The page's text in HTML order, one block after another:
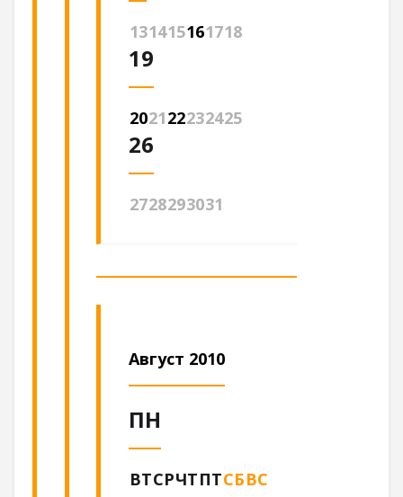
131415161718
19
202122232425
26
2728293031
Август 2010
ПН
ВТСРЧТПТСБВС